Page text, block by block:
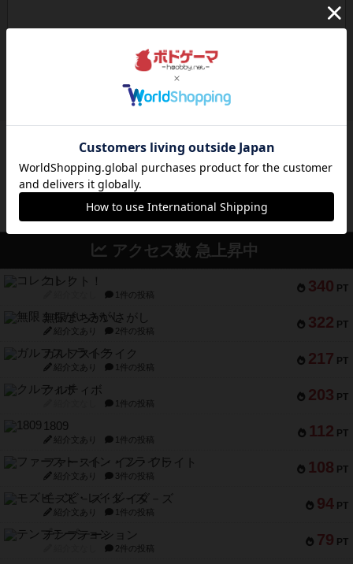
ボドゲーマのアプリ版はこちら
アクセス数 急上昇中
340 PT
コレクト！
1件の投稿
322 PT
無限まちがいさがし
紹介文あり 2件の投稿
217 PT
ガルフストライク
紹介文あり 1件の投稿
203 PT
クルティボ
1件の投稿
112 PT
1809
紹介文あり 1件の投稿
108 PT
ファースト・イン・フライト
紹介文あり 3件の投稿
94 PT
モズビ－ズ・レイダ－ズ
紹介文あり 1件の投稿
79 PT
テンプテーション
2件の投稿